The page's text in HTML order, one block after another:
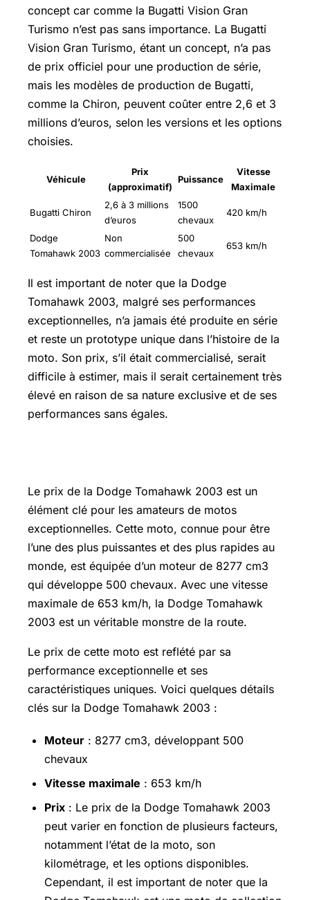
concept car comme la Bugatti Vision Gran
Turismo n’est pas sans importance. La Bugatti
Vision Gran Turismo, étant un concept, n’a pas
de prix officiel pour une production de série,
mais les modèles de production de Bugatti,
comme la Chiron, peuvent coûter entre 2,6 et 3
millions d’euros, selon les versions et les options
choisies.
Véhicule
Prix
(approximatif)
Puissance
Vitesse
Maximale
Bugatti Chiron
2,6 à 3 millions
d’euros
1500
chevaux
420 km/h
Dodge
Tomahawk 2003
Non
commercialisée
500
chevaux
653 km/h
Il est important de noter que la Dodge
Tomahawk 2003, malgré ses performances
exceptionnelles, n’a jamais été produite en série
et reste un prototype unique dans l’histoire de la
moto. Son prix, s’il était commercialisé, serait
difficile à estimer, mais il serait certainement très
élevé en raison de sa nature exclusive et de ses
performances sans égales.
Le prix de la Dodge Tomahawk 2003 est un
élément clé pour les amateurs de motos
exceptionnelles. Cette moto, connue pour être
l’une des plus puissantes et des plus rapides au
monde, est équipée d’un moteur de 8277 cm3
qui développe 500 chevaux. Avec une vitesse
maximale de 653 km/h, la Dodge Tomahawk
2003 est un véritable monstre de la route.
Le prix de cette moto est reflété par sa
performance exceptionnelle et ses
caractéristiques uniques. Voici quelques détails
clés sur la Dodge Tomahawk 2003 :
Moteur : 8277 cm3, développant 500
chevaux
Vitesse maximale : 653 km/h
Prix : Le prix de la Dodge Tomahawk 2003
peut varier en fonction de plusieurs facteurs,
notamment l’état de la moto, son
kilométrage, et les options disponibles.
Cependant, il est important de noter que la